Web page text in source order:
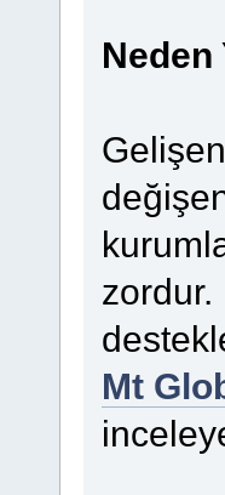
Neden
zordur.
Mt